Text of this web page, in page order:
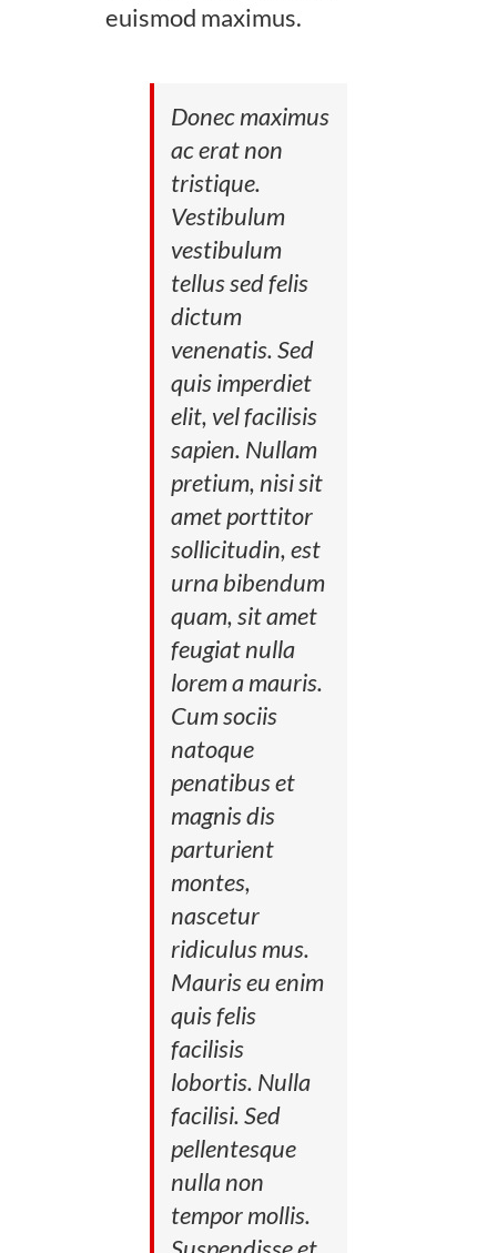
euismod maximus.
Donec maximus
ac erat non
tristique.
Vestibulum
vestibulum
tellus sed felis
dictum
venenatis. Sed
quis imperdiet
elit, vel facilisis
sapien. Nullam
pretium, nisi sit
amet porttitor
sollicitudin, est
urna bibendum
quam, sit amet
feugiat nulla
lorem a mauris.
Cum sociis
natoque
penatibus et
magnis dis
parturient
montes,
nascetur
ridiculus mus.
Mauris eu enim
quis felis
facilisis
lobortis. Nulla
facilisi. Sed
pellentesque
nulla non
tempor mollis.